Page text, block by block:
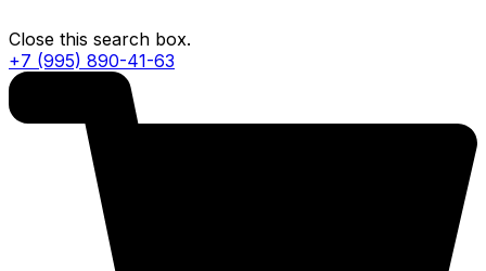
Close this search box.
+7 (995) 890-41-63